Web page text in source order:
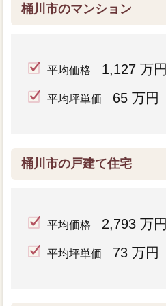
桶川市のマンション
平均価格 1,127 万円
平均坪単価 65 万円
桶川市の戸建て住宅
平均価格 2,793 万円
平均坪単価 73 万円